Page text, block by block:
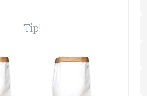
Tip!